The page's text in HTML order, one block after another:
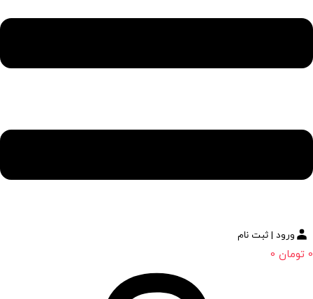
ورود | ثبت نام
0 تومان 0